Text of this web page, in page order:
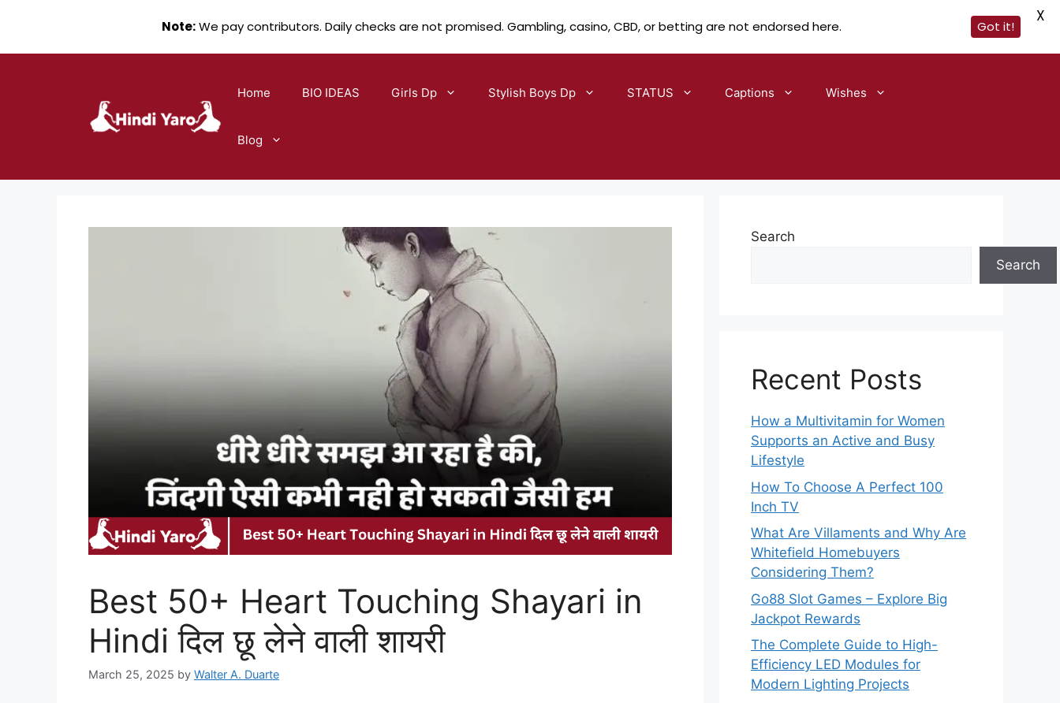
Home BIO IDEAS Girls Dp Stylish Boys Dp STATUS Captions Wishes
Blog
Best 50+ Heart Touching Shayari in
Hindi दिल छू लेने वाली शायरी
March 25, 2025 by Walter A. Duarte
Search
Search
Recent Posts
How a Multivitamin for Women
Supports an Active and Busy
Lifestyle
How To Choose A Perfect 100
Inch TV
What Are Villaments and Why Are
Whitefield Homebuyers
Considering Them?
Go88 Slot Games – Explore Big
Jackpot Rewards
The Complete Guide to High-
Efficiency LED Modules for
Modern Lighting Projects
Note:We pay contributors. Daily checks are not promised. Gambling, casino, CBD, or betting are not endorsed here. Got it!
X